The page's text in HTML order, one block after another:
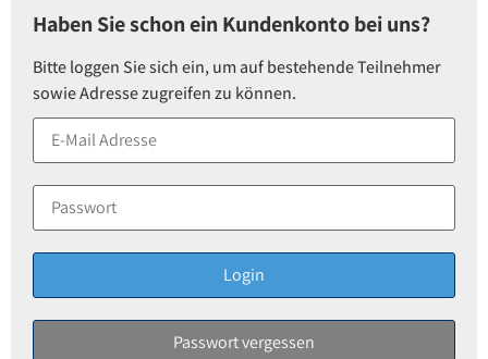
Haben Sie schon ein Kundenkonto bei uns?
Bitte loggen Sie sich ein, um auf bestehende Teilnehmer
sowie Adresse zugreifen zu können.